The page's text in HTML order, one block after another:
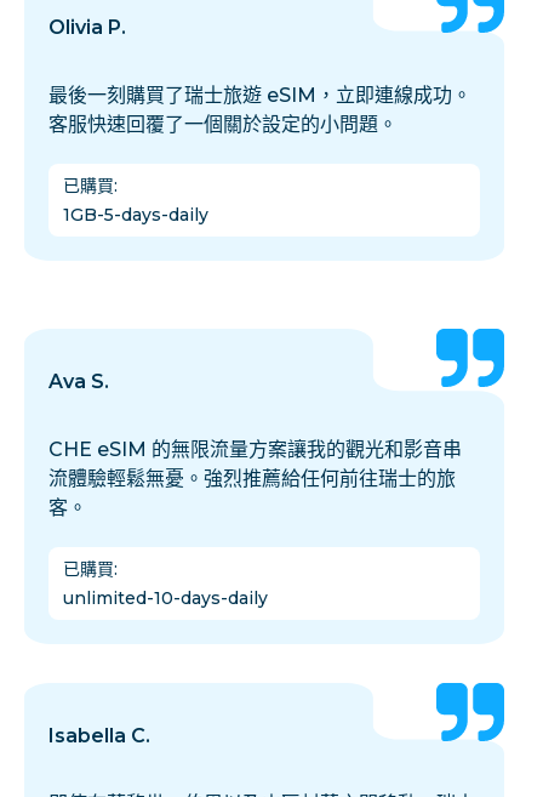
Olivia P.
最後一刻購買了瑞士旅遊 eSIM，立即連線成功。
客服快速回覆了一個關於設定的小問題。
已購買:
1GB-5-days-daily
Ava S.
CHE eSIM 的無限流量方案讓我的觀光和影音串
流體驗輕鬆無憂。強烈推薦給任何前往瑞士的旅
客。
已購買:
unlimited-10-days-daily
Isabella C.